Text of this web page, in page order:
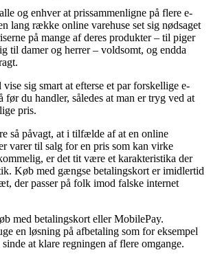
og enhver at prissammenligne på flere e-
lang række online varehuse set sig nødsaget
på mange af deres produkter – til piger
til damer og herrer – voldsomt, og endda
sig smart at efterse et par forskellige e-
før du handler, således at man er tryg ved at
pris.
så påvagt, at i tilfælde af at en online
varer til salg for en pris som kan virke
er det tit være et karakteristika der
Køb med gængse betalingskort er imidlertid
der passer på folk imod falske internet
med betalingskort eller MobilePay.
en løsning på afbetaling som for eksempel
at klare regningen af flere omgange.